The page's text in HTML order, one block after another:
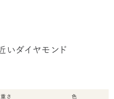
いダイヤモンド
重さ 色